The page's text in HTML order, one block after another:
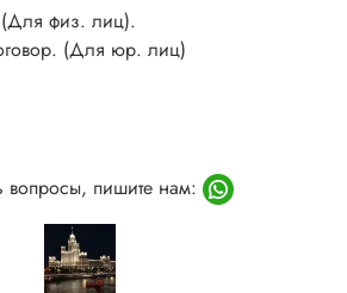
(Для физ. лиц).
(Для юр. лиц)
вопросы, пишите нам: